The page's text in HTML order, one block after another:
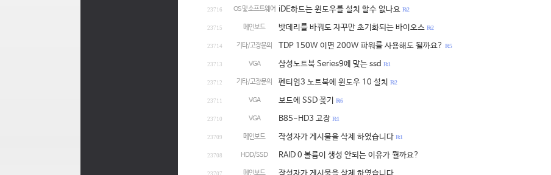
23716 OS 및 소프트웨어 iDE하드는 윈도우를 설치 할수 없나요 R: 2
23715 메인보드 밧데리를 바꿔도 자꾸만 초기화되는 바이오스 R: 2
23714 기타/고장문의 TDP 150W 이면 200W 파워를 사용해도 될까요? R: 5
23713 VGA 삼성노트북 Series9에 맞는 ssd R: 1
23712 기타/고장문의 펜티엄3 노트북에 윈도우 10 설치 R: 2
23711 VGA 보드에 SSD 꽂기 R: 6
23710 VGA B85-HD3 고장 R: 1
23709 메인보드 작성자가 게시물을 삭제 하였습니다 R: 1
23708 HDD/SSD RAID 0 볼륨이 생성 안되는 이유가 뭘까요?
23707 메인보드